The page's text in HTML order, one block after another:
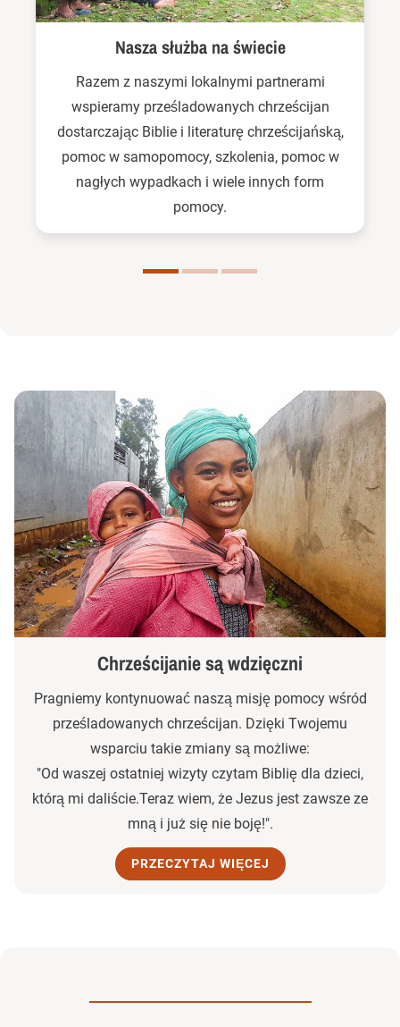
Nasza służba na świecie
Razem z naszymi lokalnymi partnerami
wspieramy prześladowanych chrześcijan
dostarczając Biblie i literaturę chrześcijańską,
pomoc w samopomocy, szkolenia, pomoc w
nagłych wypadkach i wiele innych form
pomocy.
Chrześcijanie są wdzięczni
Pragniemy kontynuować naszą misję pomocy wśród
prześladowanych chrześcijan. Dzięki Twojemu
wsparciu takie zmiany są możliwe:
"Od waszej ostatniej wizyty czytam Biblię dla dzieci,
którą mi daliście.Teraz wiem, że Jezus jest zawsze ze
mną i już się nie boję!".
PRZECZYTAJ WIĘCEJ